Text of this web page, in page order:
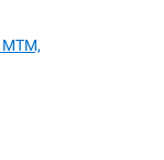
MTM,